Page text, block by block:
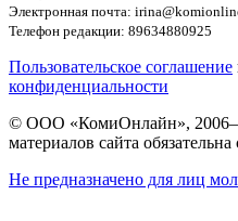
Электронная почта:
Телефон редакции: 89634880925
Пользовательское соглашение
конфиденциальности
© ООО «КомиОнлайн»,
материалов сайта
Не предназначено для лиц